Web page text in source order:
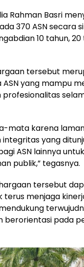
Rahman Basri
370 ASN secara
10 tahun, 20
tersebut
yang mampu
profesionalitas
mata karena
yang
ASN lainnya
publik,” tegasnya.
tersebut
terus menjaga
berorientasi pada